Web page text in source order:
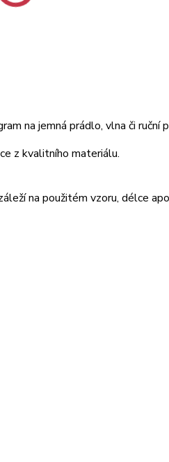
na jemná prádlo, vlna či
z kvalitního materiálu.
na použitém vzoru, délce